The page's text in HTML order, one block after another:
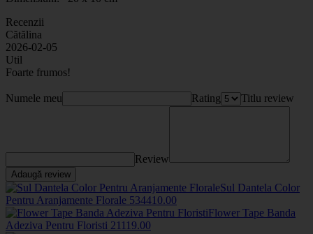
Recenzii
Cătălina
2026-02-05
Util
Foarte frumos!
Numele meu Rating Titlu review
Review
Adaugă review
Sul Dantela Color
Pentru Aranjamente Florale 534410.00
Flower Tape Banda
Adeziva Pentru Floristi 2111 9.00